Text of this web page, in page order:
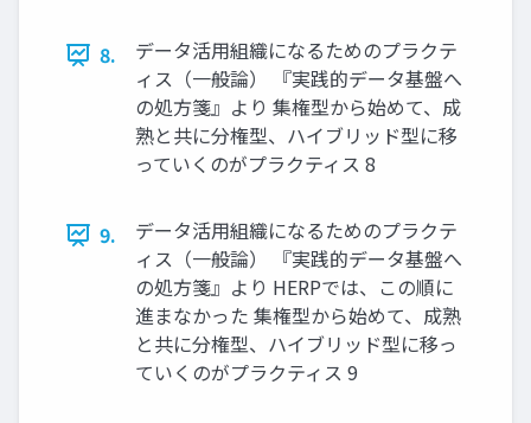
8.
データ活用組織になるためのプラクテ
ィス（一般論） 『実践的データ基盤へ
の処方箋』より 集権型から始めて、成
熟と共に分権型、ハイブリッド型に移
っていくのがプラクティス 8
9.
データ活用組織になるためのプラクテ
ィス（一般論） 『実践的データ基盤へ
の処方箋』より HERPでは、この順に
進まなかった 集権型から始めて、成熟
と共に分権型、ハイブリッド型に移っ
ていくのがプラクティス 9